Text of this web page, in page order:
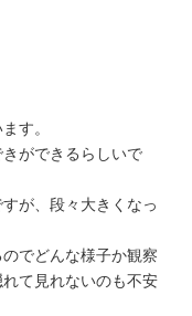
す。
ができるらしいで
が、段々大きくなっ
でどんな様子か観察
て見れないのも不安